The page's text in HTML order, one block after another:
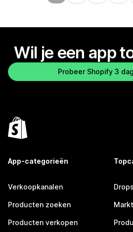
Wil je een app
Probeer Shopify 3
App-categorieën
Verkoopkanalen
Producten zoeken
Producten verkopen